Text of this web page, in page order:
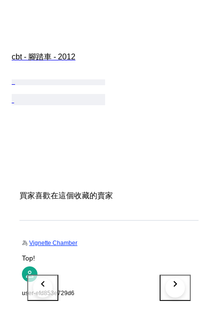
cbt - 腳踏車 - 2012
買家喜歡在這個收藏的賣家
為 Vignette Chamber
Top!
user-efd853e729d6